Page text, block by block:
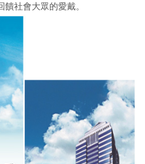
社會大眾的愛戴。